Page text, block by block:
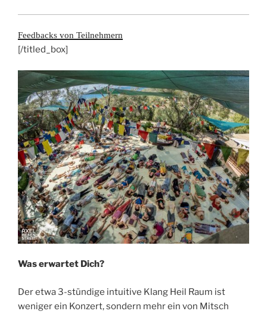
Feedbacks von Teilnehmern
[/titled_box]
Was erwartet Dich?
Der etwa 3-stündige intuitive Klang Heil Raum ist
weniger ein Konzert, sondern mehr ein von Mitsch